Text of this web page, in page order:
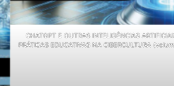
CHATGPT E OUTRAS INTELIGÊNCIAS
PRÁTICAS EDUCATIVAS NA CIBERCULTURA